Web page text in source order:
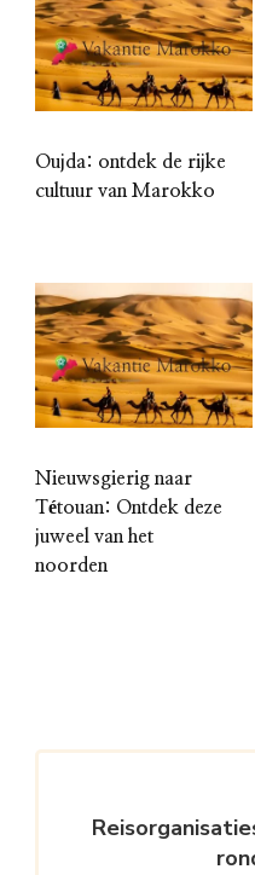
Oujda: ontdek de rijke
cultuur van Marokko
Nieuwsgierig naar
Tétouan: Ontdek deze
juweel van het
noorden